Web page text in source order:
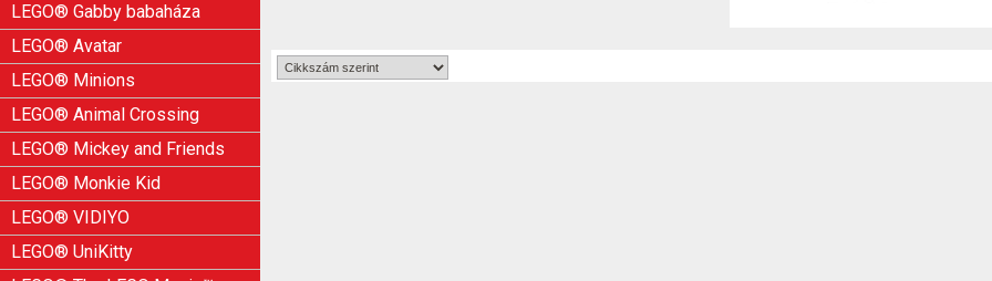
LEGO® Gabby babaháza
LEGO® Avatar
LEGO® Minions
LEGO® Animal Crossing
LEGO® Mickey and Friends
LEGO® Monkie Kid
LEGO® VIDIYO
LEGO® UniKitty